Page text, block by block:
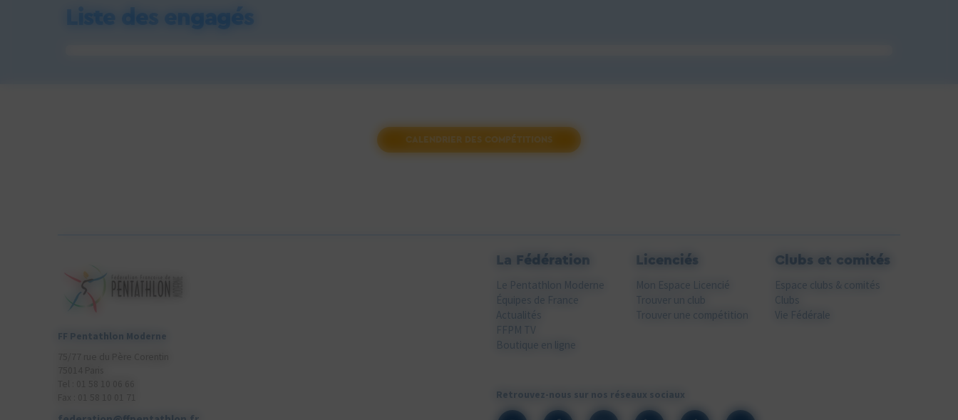
Liste des engagés
CALENDRIER DES COMPÉTITIONS
FF Pentathlon Moderne
La Fédération
Le Pentathlon Moderne
Équipes de France
Actualités
FFPM TV
Boutique en ligne
Licenciés
Mon Espace Licencié
Trouver un club
Trouver une compétition
Clubs et comités
Espace clubs & comités
Clubs
Vie Fédérale
Retrouvez-nous sur nos réseaux sociaux